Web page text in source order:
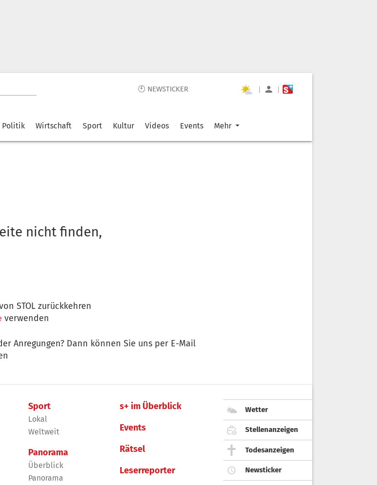
🕙 NEWSTICKER | |
Politik Wirtschaft Sport Kultur Videos Events Mehr
nicht finden,
STOL zurückkehren
verwenden
Anregungen? Dann können Sie uns per E-Mail
Sport
Lokal
Weltweit
Panorama
Überblick
Panorama
s+ im Überblick
Events
Rätsel
Leserreporter
Wetter
Stellenanzeigen
Todesanzeigen
Newsticker